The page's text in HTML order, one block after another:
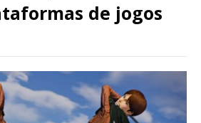
de jogos